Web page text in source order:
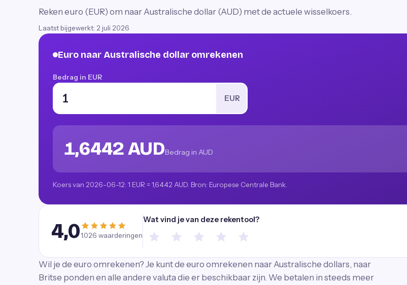
Reken euro (EUR) om naar Australische dollar (AUD) met de actuele wisselkoers.
Laatst bijgewerkt: 2 juli 2026
Euro naar Australische dollar omrekenen
Bedrag in EUR
EUR
1,6442 AUDBedrag in AUD
Koers van 2026-06-12: 1 EUR = 1,6442 AUD. Bron: Europese Centrale Bank.
4,01.026 waarderingen
Wat vind je van deze rekentool?
Wil je de euro omrekenen? Je kunt de euro omrekenen naar Australische dollars, naar
Britse ponden en alle andere valuta die er beschikbaar zijn. We betalen in steeds meer